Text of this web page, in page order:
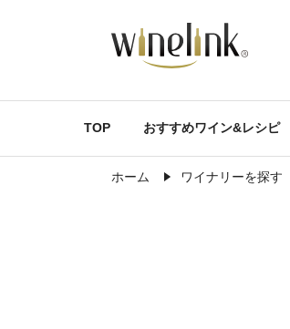
TOP おすすめワイン&レシピ
ホーム ワイナリーを探す